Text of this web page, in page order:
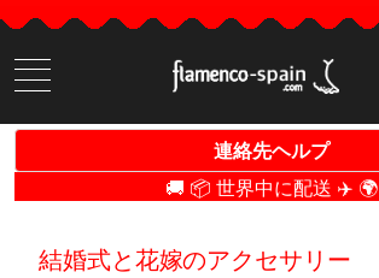
商
品
検
連絡先ヘルプ
🚚 📦 世界中に配送 ✈️ 🌍
結婚式と花嫁のアクセサリー